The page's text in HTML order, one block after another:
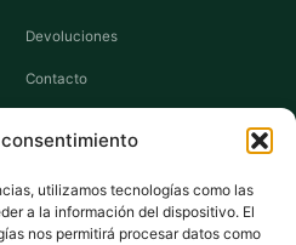
utilizamos tecnologías como las
a la información del dispositivo. El
nos permitirá procesar datos como
Devoluciones
Contacto